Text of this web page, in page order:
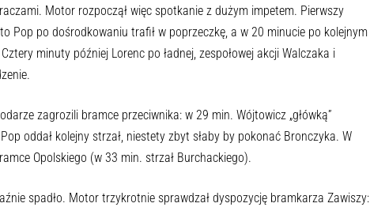
Motor rozpoczął więc spotkanie z dużym impetem. Pierwszy
Pop po dośrodkowaniu trafił w poprzeczkę, a w 20 minucie po kolejnym
minuty później Lorenc po ładnej, zespołowej akcji Walczaka i
zagrozili bramce przeciwnika: w 29 min. Wójtowicz „główką”
oddał kolejny strzał, niestety zbyt słaby by pokonać Bronczyka. W
Opolskiego (w 33 min. strzał Burchackiego).
spadło. Motor trzykrotnie sprawdzał dyspozycję bramkarza Zawiszy: